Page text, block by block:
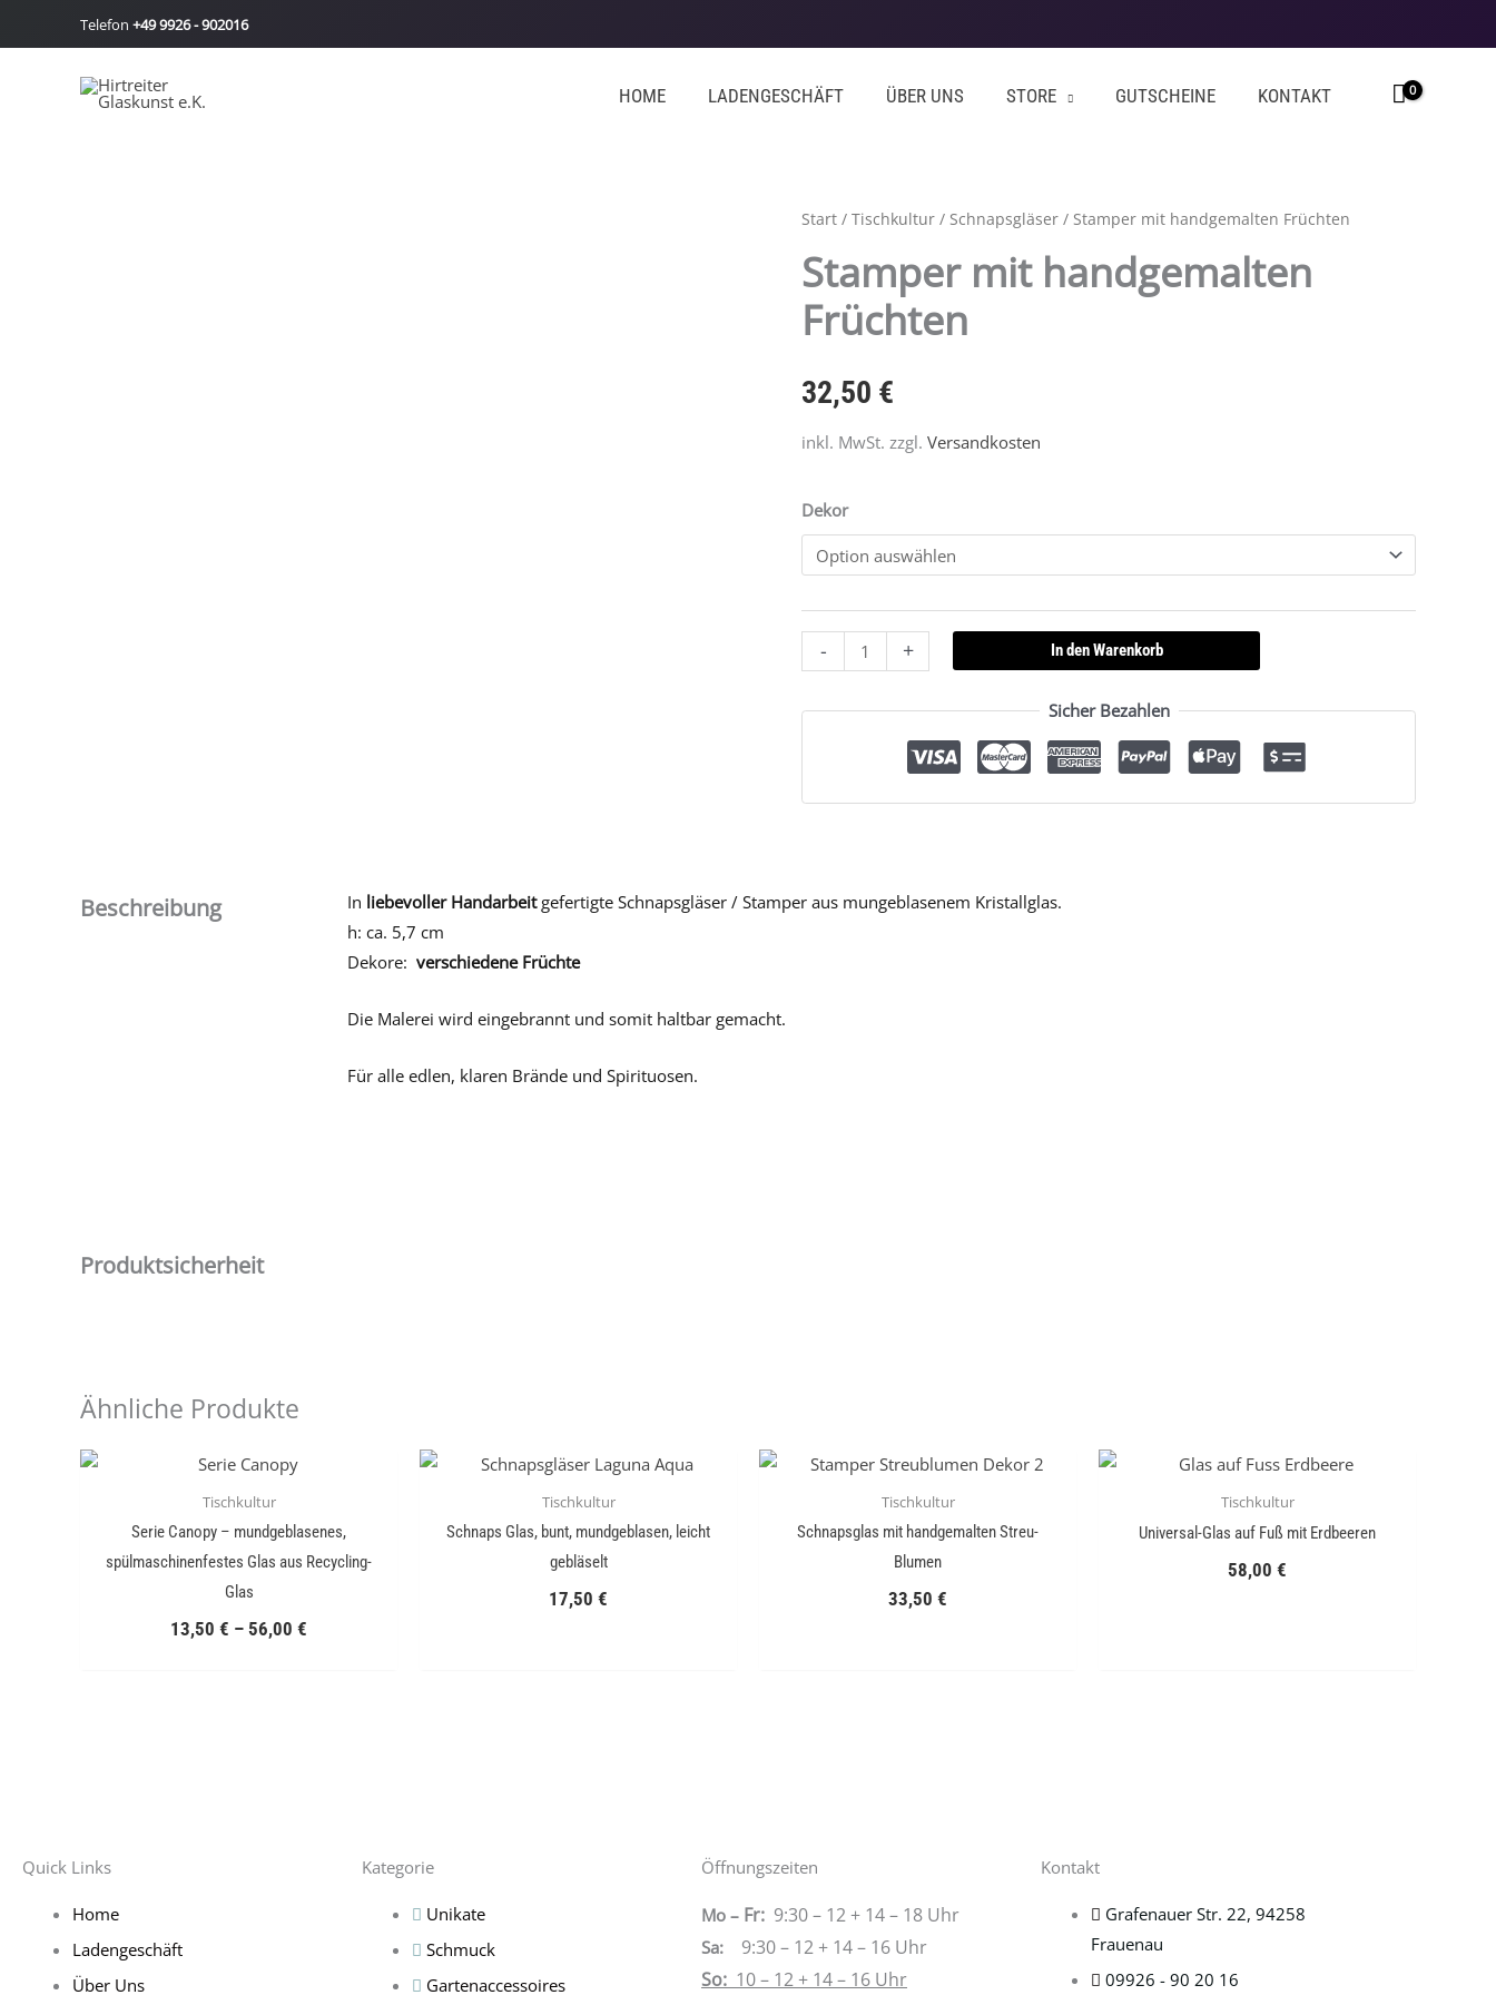
Inhalt
Telefon +49 9926 - 902016
HOME LADENGESCHÄFT ÜBER UNS STORE GUTSCHEINE KONTAKT
Start / Tischkultur / Schnapsgläser / Stamper mit handgemalten Früchten
Stamper mit handgemalten
Früchten
32,50 €
inkl. MwSt. zzgl. Versandkosten
Dekor
-
Stamper
handgemalten
Früchten
Menge
+ In den Warenkorb
Sicher Bezahlen
Beschreibung In liebevoller Handarbeitgefertigte Schnapsgläser / Stamper aus mungeblasenem Kristallglas.
h: ca. 5,7 cm
Dekore: verschiedene Früchte
Die Malerei wird eingebrannt und somit haltbar gemacht.
Für alle edlen, klaren Brände und Spirituosen.
Produktsicherheit
Ähnliche Produkte
Tischkultur
Serie Canopy – mundgeblasenes,
spülmaschinenfestes Glas aus Recycling-
Glas
13,50 € – 56,00 €
Tischkultur
Schnaps Glas, bunt, mundgeblasen, leicht
gebläselt
17,50 €
Tischkultur
Schnapsglas mit handgemalten Streu-
Blumen
33,50 €
Tischkultur
Universal-Glas auf Fuß mit Erdbeeren
58,00 €
Quick Links
Home
Ladengeschäft
Über Uns
Kategorie
Unikate
Schmuck
Gartenaccessoires
Öffnungszeiten
Mo – Fr: 9:30 – 12 + 14 – 18 Uhr
Sa: 9:30 – 12 + 14 – 16 Uhr
So: 10 – 12 + 14 – 16 Uhr
Kontakt
Grafenauer Str. 22, 94258
Frauenau
09926 - 90 20 16